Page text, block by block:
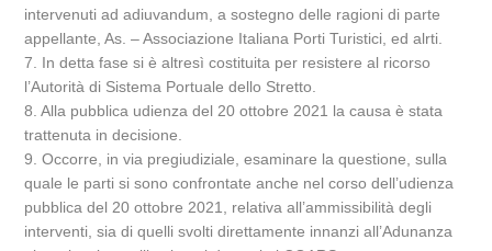
intervenuti ad adiuvandum, a sostegno delle ragioni di parte
appellante, As. – Associazione Italiana Porti Turistici, ed alrti.
7. In detta fase si è altresì costituita per resistere al ricorso
l’Autorità di Sistema Portuale dello Stretto.
8. Alla pubblica udienza del 20 ottobre 2021 la causa è stata
trattenuta in decisione.
9. Occorre, in via pregiudiziale, esaminare la questione, sulla
quale le parti si sono confrontate anche nel corso dell’udienza
pubblica del 20 ottobre 2021, relativa all’ammissibilità degli
interventi, sia di quelli svolti direttamente innanzi all’Adunanza